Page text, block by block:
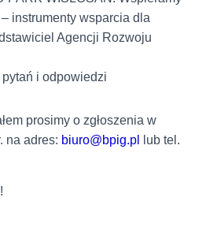
instrumenty wsparcia dla
Agencji Rozwoju
i odpowiedzi
prosimy o zgłoszenia w
na adres: biuro@bpig.pl
lub tel.